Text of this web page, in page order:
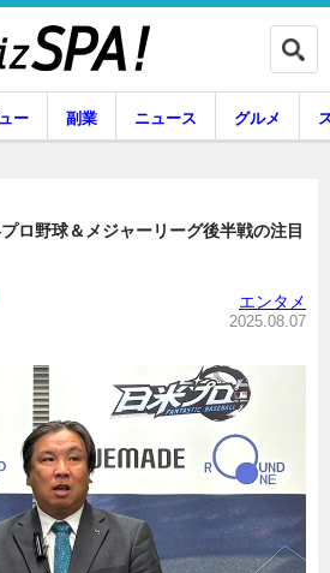
専門家インタビュー
ニュース
ー 副業 ニュース グルメ
ロ野球＆メジャーリーグ後半戦の注目
エンタメ
2025.08.07